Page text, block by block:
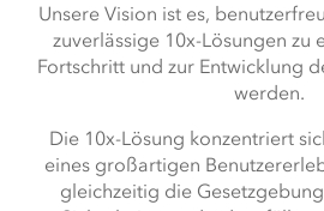
Unsere Vision ist es,
zuverlässige 10x-Lösungen zu
Fortschritt und zur Entwicklung
werden.
Die 10x-Lösung konzentriert
eines großartigen
gleichzeitig die